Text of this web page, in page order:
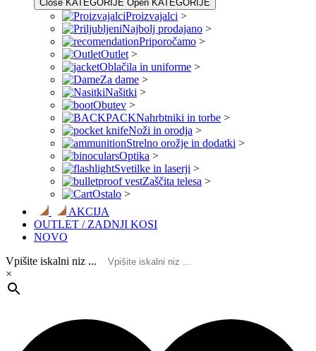
Close KATEGORIJE Open KATEGORIJE
Proizvajalci >
Najbolj prodajano >
Priporočamo >
Outlet >
Oblačila in uniforme >
Za dame >
Našitki >
Obutev >
Nahrbtniki in torbe >
Noži in orodja >
Strelno orožje in dodatki >
Optika >
Svetilke in laserji >
Zaščita telesa >
Ostalo >
AKCIJA
OUTLET / ZADNJI KOSI
NOVO
Vpišite iskalni niz ...
×